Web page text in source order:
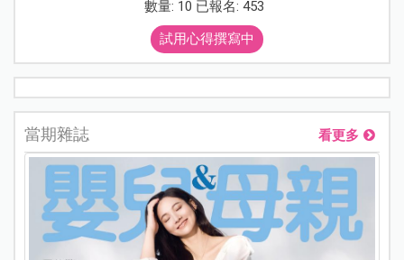
數量: 10 已報名: 453
試用心得撰寫中
當期雜誌 看更多